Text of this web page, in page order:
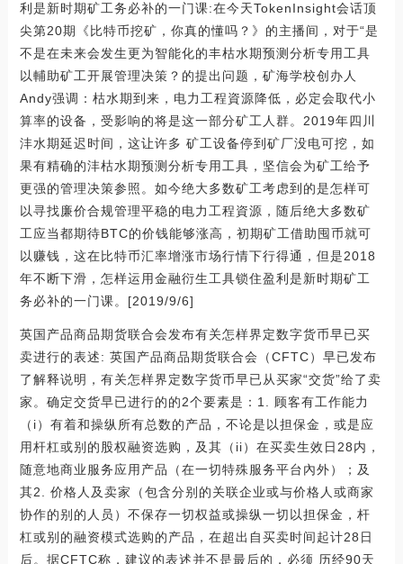
利是新时期矿工务必补的一门课:在今天TokenInsight会话顶
尖第20期《比特币挖矿，你真的懂吗？》的主播间，对于“是
不是在未来会发生更为智能化的丰枯水期预测分析专用工具
以輔助矿工开展管理决策？的提出问题，矿海学校创办人
Andy强调：枯水期到来，电力工程資源降低，必定会取代小
算率的设备，受影响的将是这一部分矿工人群。2019年四川
沣水期延迟时间，这让许多 矿工设备停到矿厂没电可挖，如
果有精确的沣枯水期预测分析专用工具，坚信会为矿工给予
更强的管理决策参照。如今绝大多数矿工考虑到的是怎样可
以寻找廉价合规管理平稳的电力工程資源，随后绝大多数矿
工应当都期待BTC的价钱能够涨高，初期矿工借助囤币就可
以赚钱，这在比特币汇率增涨市场行情下行得通，但是2018
年不断下滑，怎样运用金融衍生工具锁住盈利是新时期矿工
务必补的一门课。[2019/9/6]
英国产品商品期货联合会发布有关怎样界定数字货币早已买
卖进行的表述: 英国产品商品期货联合会（CFTC）早已发布
了解释说明，有关怎样界定数字货币早已从买家“交货”给了卖
家。确定交货早已进行的的2个要素是：1. 顾客有工作能力
（i）有着和操纵所有总数的产品，不论是以担保金，或是应
用杆杠或别的股权融资选购，及其（ii）在买卖生效日28内，
随意地商业服务应用产品（在一切特殊服务平台內外）；及
其2. 价格人及卖家（包含分别的关联企业或与价格人或商家
协作的别的人员）不保存一切权益或操纵一切以担保金，杆
杠或别的融资模式选购的产品，在超出自买卖时间起计28日
后。据CFTC称，建议的表述并不是最后的，必须 历经90天